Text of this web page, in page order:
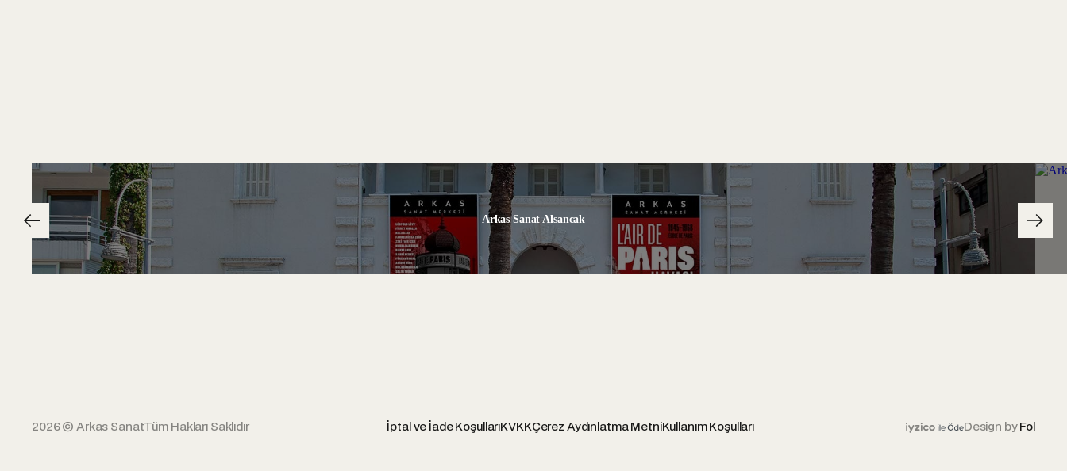
Arkas Sanat Alsancak
2026 © Arkas SanatTüm Hakları Saklıdır İptal ve İade KoşullarıKVKKÇerez Aydınlatma MetniKullanım Koşulları Design byFol